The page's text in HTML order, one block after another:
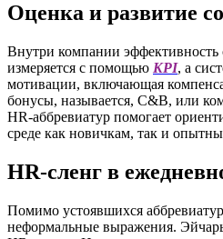
Оценка и развитие
Внутри компании эффективность
измеряется с помощью KPI, а
мотивации, включающая
бонусы, называется, C&B, или
HR-аббревиатур помогает
среде как новичкам, так и
HR-сленг в
Помимо устоявшихся
неформальные выражения.